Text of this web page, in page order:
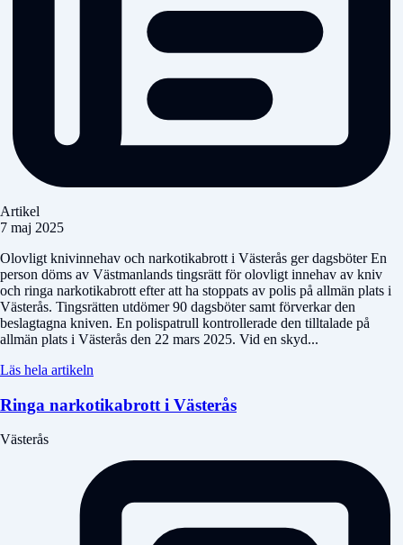
Artikel
7 maj 2025
Olovligt knivinnehav och narkotikabrott i Västerås ger dagsböter En
person döms av Västmanlands tingsrätt för olovligt innehav av kniv
och ringa narkotikabrott efter att ha stoppats av polis på allmän plats i
Västerås. Tingsrätten utdömer 90 dagsböter samt förverkar den
beslagtagna kniven. En polispatrull kontrollerade den tilltalade på
allmän plats i Västerås den 22 mars 2025. Vid en skyd...
Läs hela artikeln
Ringa narkotikabrott i Västerås
Västerås